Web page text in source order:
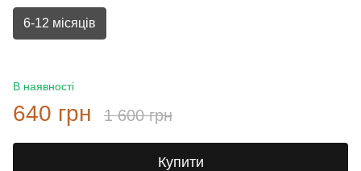
6-12 місяців
В наявності
640 грн 1 600 грн
Купити